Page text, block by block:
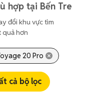
hợp tại Bến Tre
đổi khu vực tìm
quả hơn
20 Pro
cả bộ lọc